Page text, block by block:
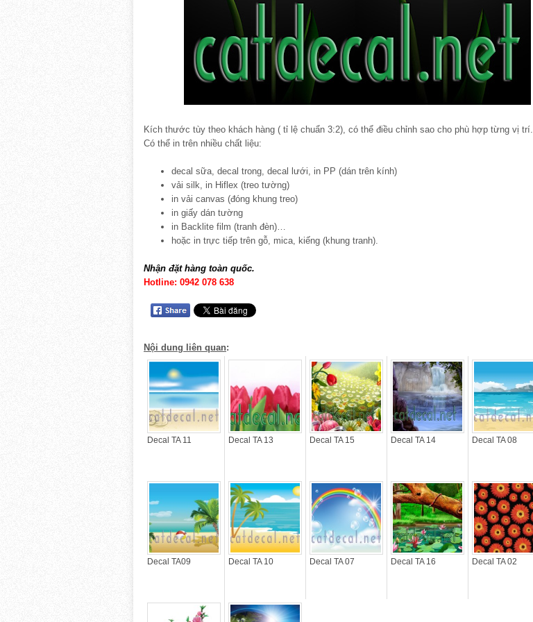
Kích thước tùy theo khách hàng ( tỉ lệ chuẩn 3:2), có thể điều chỉnh sao cho phù hợp từng vị trí.
Có thể in trên nhiều chất liệu:
decal sữa, decal trong, decal lưới, in PP (dán trên kính)
vải silk, in Hiflex (treo tường)
in vải canvas (đóng khung treo)
in giấy dán tường
in Backlite film (tranh đèn)…
hoặc in trực tiếp trên gỗ, mica, kiếng (khung tranh).
Nhận đặt hàng toàn quốc.
Hotline: 0942 078 638
Nội dung liên quan:
Decal TA 11 Decal TA 13 Decal TA 15 Decal TA 14 Decal TA 08
Decal TA09 Decal TA 10 Decal TA 07 Decal TA 16 Decal TA 02